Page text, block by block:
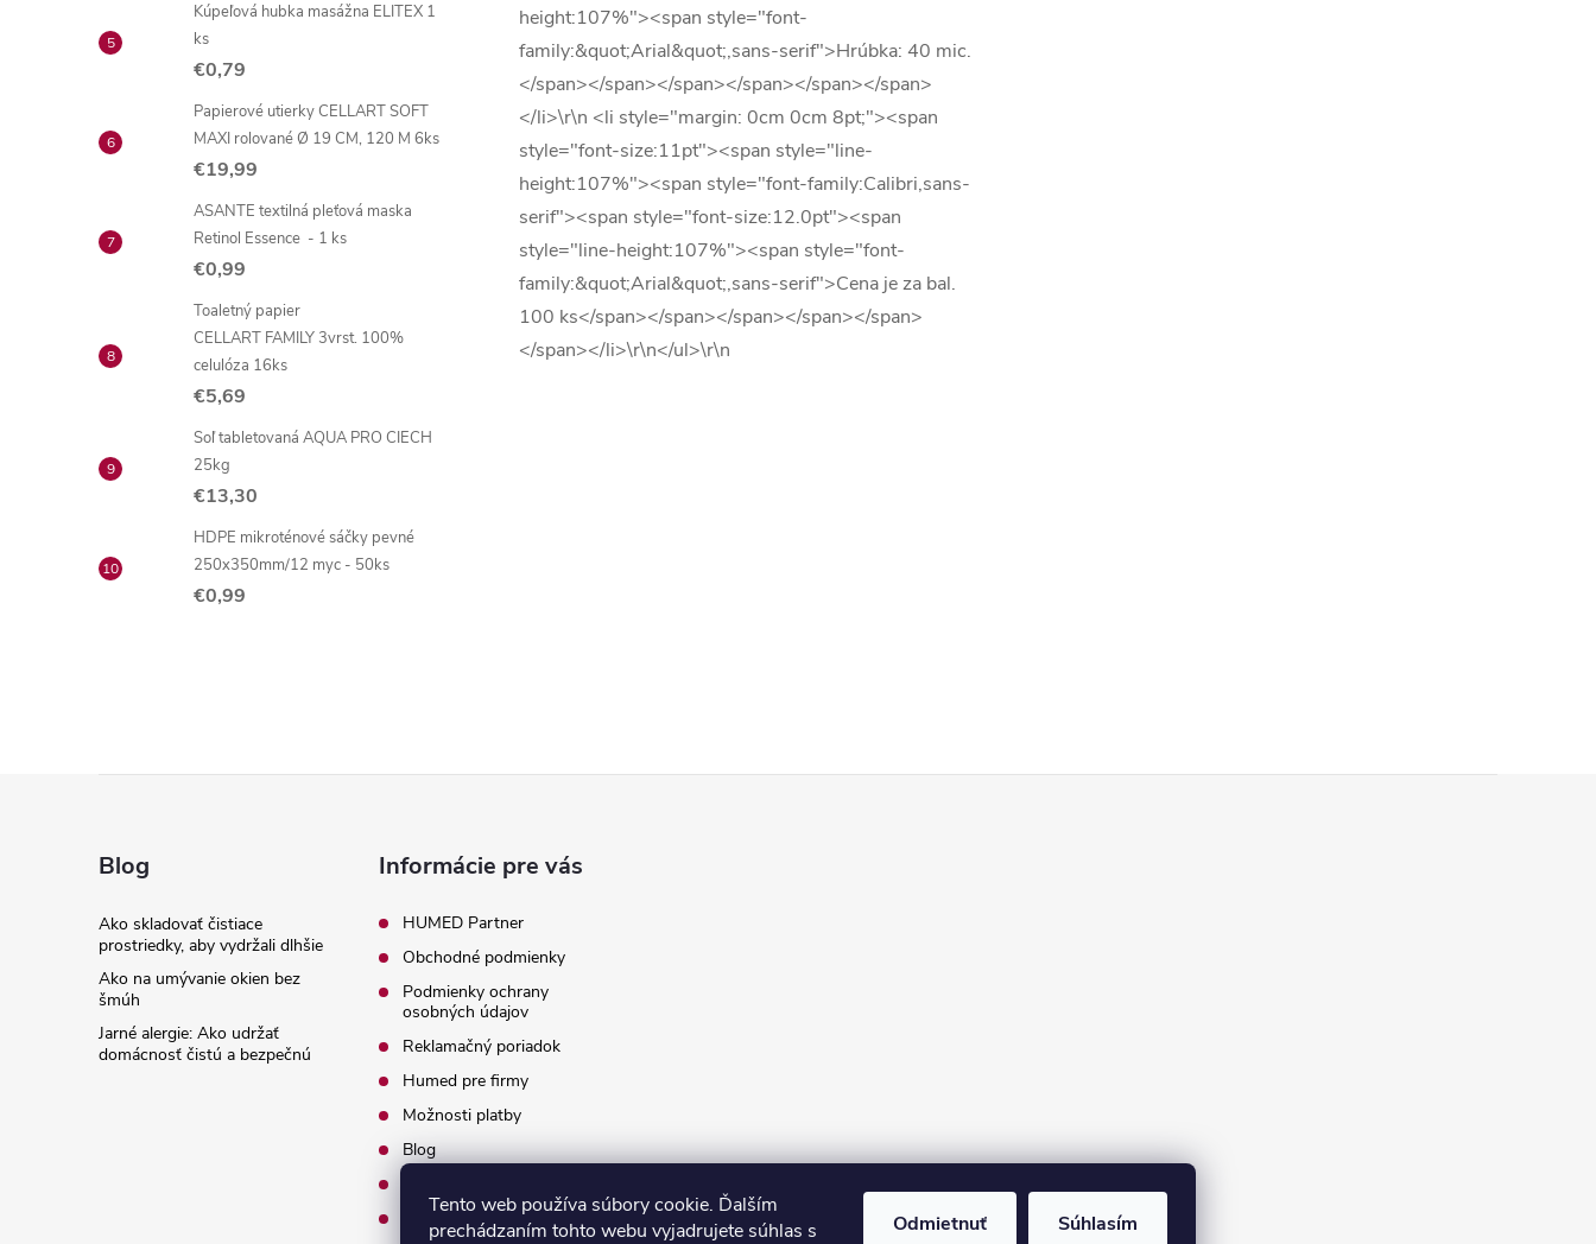
Tento web používa súbory cookie. Ďalším
prechádzaním tohto webu vyjadrujete súhlas s
Odmietnuť Súhlasím
Kúpeľová hubka masážna ELITEX 1
ks
€0,79
Papierové utierky CELLART SOFT
MAXI rolované Ø 19 CM, 120 M 6ks
€19,99
ASANTE textilná pleťová maska
Retinol Essence - 1 ks
€0,99
Toaletný papier
CELLART FAMILY 3vrst. 100%
celulóza 16ks
€5,69
Soľ tabletovaná AQUA PRO CIECH
25kg
€13,30
HDPE mikroténové sáčky pevné
250x350mm/12 myc - 50ks
€0,99
height:107%"><span style="font-
family:&quot;Arial&quot;,sans-serif">Hrúbka: 40 mic.
</span></span></span></span></span></span>
</li>\r\n <li style="margin: 0cm 0cm 8pt;"><span
style="font-size:11pt"><span style="line-
height:107%"><span style="font-family:Calibri,sans-
serif"><span style="font-size:12.0pt"><span
style="line-height:107%"><span style="font-
family:&quot;Arial&quot;,sans-serif">Cena je za bal.
100 ks</span></span></span></span></span>
</span></li>\r\n</ul>\r\n
Blog
Ako skladovať čistiace
prostriedky, aby vydržali dlhšie
Ako na umývanie okien bez
šmúh
Jarné alergie: Ako udržať
domácnosť čistú a bezpečnú
Informácie pre vás
HUMED Partner
Obchodné podmienky
Podmienky ochrany
osobných údajov
Reklamačný poriadok
Humed pre firmy
Možnosti platby
Blog
Kontakty